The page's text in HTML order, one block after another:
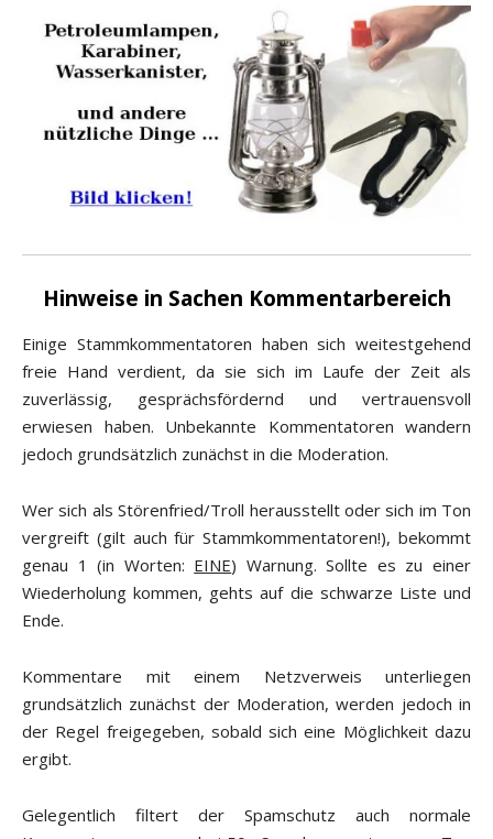
Hinweise in Sachen Kommentarbereich
Einige Stammkommentatoren haben sich weitestgehend
freie Hand verdient, da sie sich im Laufe der Zeit als
zuverlässig, gesprächsfördernd und vertrauensvoll
erwiesen haben. Unbekannte Kommentatoren wandern
jedoch grundsätzlich zunächst in die Moderation.
Wer sich als Störenfried/Troll herausstellt oder sich im Ton
vergreift (gilt auch für Stammkommentatoren!), bekommt
genau 1 (in Worten: EINE) Warnung. Sollte es zu einer
Wiederholung kommen, gehts auf die schwarze Liste und
Ende.
Kommentare mit einem Netzverweis unterliegen
grundsätzlich zunächst der Moderation, werden jedoch in
der Regel freigegeben, sobald sich eine Möglichkeit dazu
ergibt.
Gelegentlich filtert der Spamschutz auch normale